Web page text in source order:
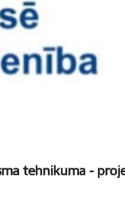
tehnikuma -